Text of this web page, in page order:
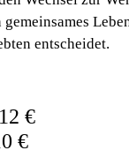
entscheidet.
€
€